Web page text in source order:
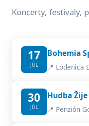
Koncerty, festivaly,
17
JÚL
Bohemia
📍 Lodenica
30
JÚL
Hudba
📍 Penzión